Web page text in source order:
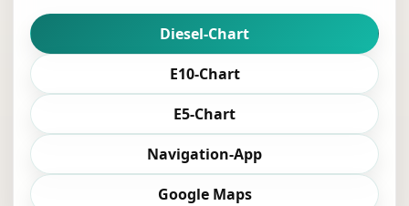
Diesel-Chart
E10-Chart
E5-Chart
Navigation-App
Google Maps